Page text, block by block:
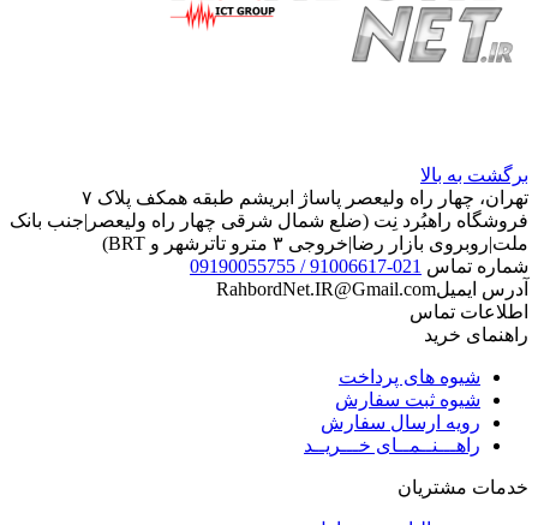
برگشت به بالا
تهران، چهار راه ولیعصر پاساژ ابریشم طبقه همکف پلاک ۷
فروشگاه راهبُرد نِت (ضلع شمال شرقی چهار راه ولیعصر|جنب بانک
ملت|روبروی بازار رضا|خروجی ۳ مترو تاترشهر و BRT)‎‎
شماره تماس 021-91006617 / 09190055755
آدرس ایمیلRahbordNet.IR@Gmail.com
اطلاعات تماس
راهنمای خرید
شیوه های پرداخت
شیوه ثبت سفارش
رویه ارسال سفارش
راهـــنــمــای خـــریــد
خدمات مشتریان